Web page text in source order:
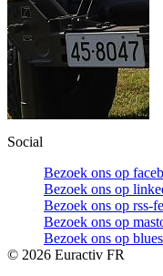
Social
Bezoek ons op
Bezoek ons op
Bezoek ons op rss-
Bezoek ons op
Bezoek ons op
© 2026 Euractiv FR